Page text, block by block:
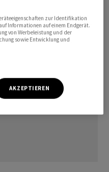
zur Identifikation
Informationen auf einem Endgerät.
von Werbeleistung und der
sowie Entwicklung und
AKZEPTIEREN